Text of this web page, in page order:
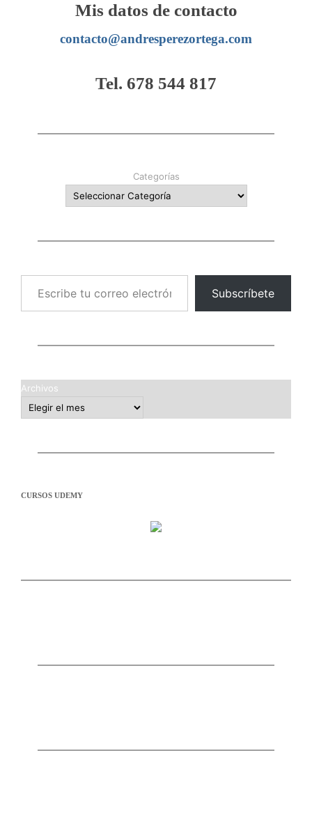
Mis datos de contacto
contacto@andresperezortega.com
Tel. 678 544 817
Categorías
Escribe tu correo electrónico…
Subscríbete
Archivos
CURSOS UDEMY